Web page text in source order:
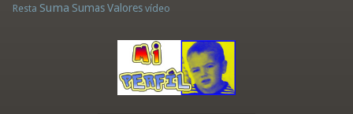
Resta Suma Sumas Valores vídeo